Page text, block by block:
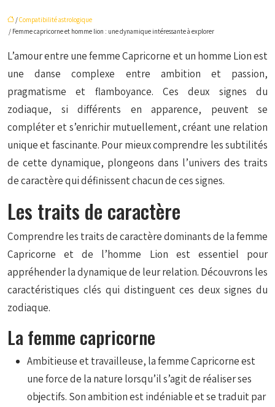
/Compatibilité astrologique
/ Femme capricorne et homme lion : une dynamique intéressante à explorer
L’amour entre une femme Capricorne et un homme Lion est
une danse complexe entre ambition et passion,
pragmatisme et flamboyance. Ces deux signes du
zodiaque, si différents en apparence, peuvent se
compléter et s’enrichir mutuellement, créant une relation
unique et fascinante. Pour mieux comprendre les subtilités
de cette dynamique, plongeons dans l’univers des traits
de caractère qui définissent chacun de ces signes.
Les traits de caractère
Comprendre les traits de caractère dominants de la femme
Capricorne et de l’homme Lion est essentiel pour
appréhender la dynamique de leur relation. Découvrons les
caractéristiques clés qui distinguent ces deux signes du
zodiaque.
La femme capricorne
Ambitieuse et travailleuse, la femme Capricorne est
une force de la nature lorsqu’il s’agit de réaliser ses
objectifs. Son ambition est indéniable et se traduit par